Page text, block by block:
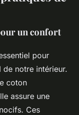
un confort
pour
notre intérieur.
coton
assure une
Ces